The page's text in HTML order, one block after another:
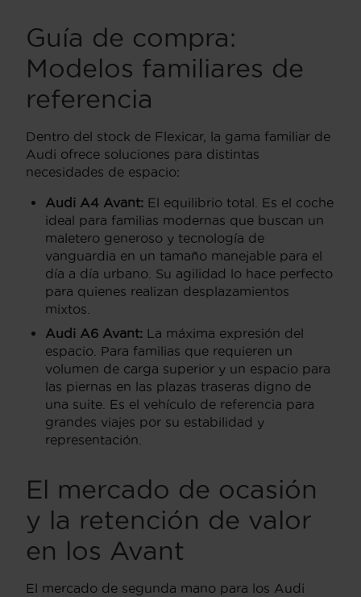
Guía de compra:
Modelos familiares de
referencia
Dentro del stock de Flexicar, la gama familiar de
Audi ofrece soluciones para distintas
necesidades de espacio:
Audi A4 Avant: El equilibrio total. Es el coche
ideal para familias modernas que buscan un
maletero generoso y tecnología de
vanguardia en un tamaño manejable para el
día a día urbano. Su agilidad lo hace perfecto
para quienes realizan desplazamientos
mixtos.
Audi A6 Avant: La máxima expresión del
espacio. Para familias que requieren un
volumen de carga superior y un espacio para
las piernas en las plazas traseras digno de
una suite. Es el vehículo de referencia para
grandes viajes por su estabilidad y
representación.
El mercado de ocasión
y la retención de valor
en los Avant
El mercado de segunda mano para los Audi